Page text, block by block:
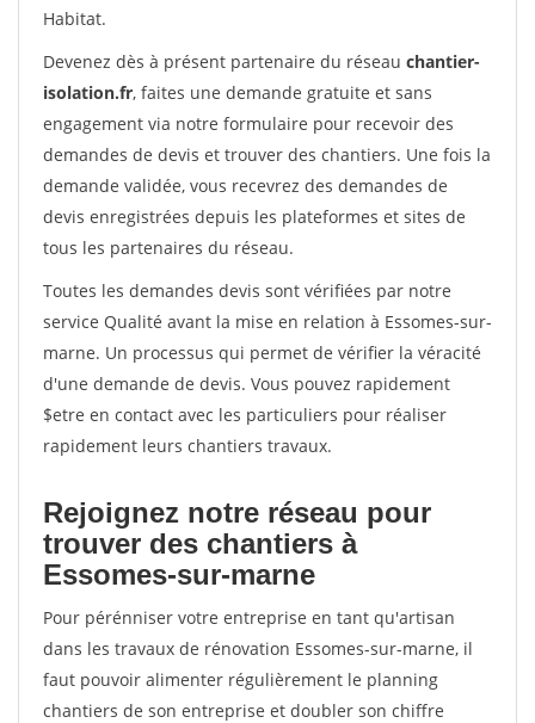
Habitat.
Devenez dès à présent partenaire du réseau chantier-
isolation.fr, faites une demande gratuite et sans
engagement via notre formulaire pour recevoir des
demandes de devis et trouver des chantiers. Une fois la
demande validée, vous recevrez des demandes de
devis enregistrées depuis les plateformes et sites de
tous les partenaires du réseau.
Toutes les demandes devis sont vérifiées par notre
service Qualité avant la mise en relation à Essomes-sur-
marne. Un processus qui permet de vérifier la véracité
d'une demande de devis. Vous pouvez rapidement
$etre en contact avec les particuliers pour réaliser
rapidement leurs chantiers travaux.
Rejoignez notre réseau pour
trouver des chantiers à
Essomes-sur-marne
Pour pérénniser votre entreprise en tant qu'artisan
dans les travaux de rénovation Essomes-sur-marne, il
faut pouvoir alimenter régulièrement le planning
chantiers de son entreprise et doubler son chiffre